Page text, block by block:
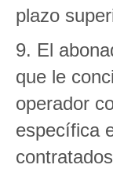
plazo
9. El
que le
operador
específica